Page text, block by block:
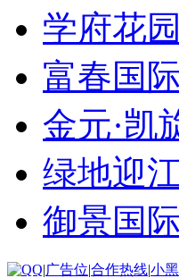
学府花园
富春国
金元·凯
绿地迎
御景国
|广告位|合作热线|小